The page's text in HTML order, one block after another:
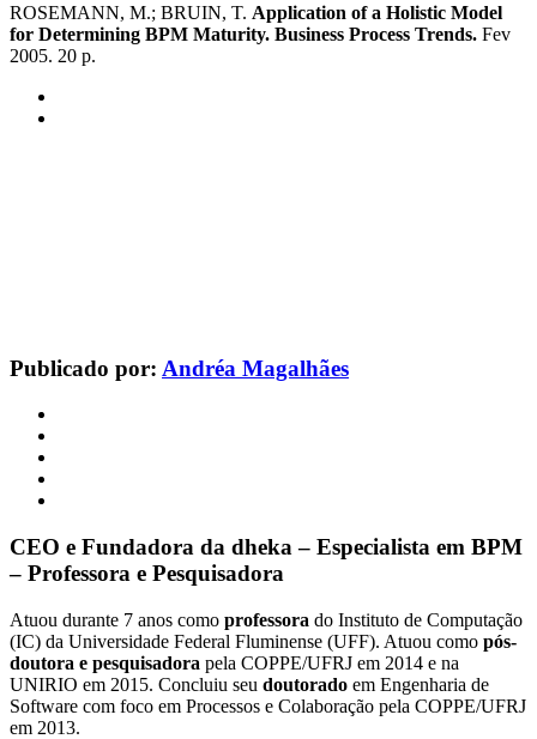
ROSEMANN, M.; BRUIN, T. Application of a Holistic Model
for Determining BPM Maturity. Business Process Trends. Fev
2005. 20 p.
Publicado por: Andréa Magalhães
CEO e Fundadora da dheka – Especialista em BPM
– Professora e Pesquisadora
Atuou durante 7 anos como professora do Instituto de Computação
(IC) da Universidade Federal Fluminense (UFF). Atuou como pós-
doutora e pesquisadora pela COPPE/UFRJ em 2014 e na
UNIRIO em 2015. Concluiu seu doutorado em Engenharia de
Software com foco em Processos e Colaboração pela COPPE/UFRJ
em 2013.